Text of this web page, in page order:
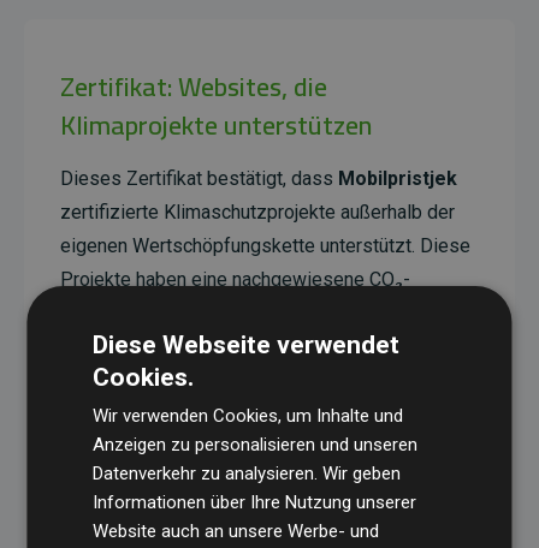
Zertifikat: Websites, die
Klimaprojekte unterstützen
Dieses Zertifikat bestätigt, dass Mobilpristjek
zertifizierte Klimaschutzprojekte außerhalb der
eigenen Wertschöpfungskette unterstützt. Diese
Projekte haben eine nachgewiesene CO₂-
Doppelten der geschätzten Emissionen der
Website entspricht.
Alle unterstützten Projekte werden durch
Standardverifiziert und erfüllen höchste
Anforderungen an Qualität, tatsächliche
Klimawirkung und Transparenz. Weitere
Diese Webseite verwendet
Cookies.
Wir verwenden Cookies, um Inhalte und
Anzeigen zu personalisieren und unseren
Datenverkehr zu analysieren. Wir geben
Informationen über Ihre Nutzung unserer
Website auch an unsere Werbe- und